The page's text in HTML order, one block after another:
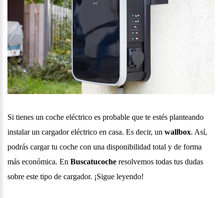
Si tienes un coche eléctrico es probable que te estés planteando
instalar un cargador eléctrico en casa. Es decir, un wallbox. Así,
podrás cargar tu coche con una disponibilidad total y de forma
más económica. En Buscatucoche resolvemos todas tus dudas
sobre este tipo de cargador. ¡Sigue leyendo!